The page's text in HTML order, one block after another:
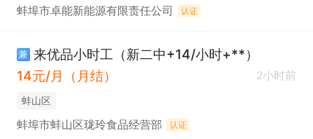
蚌埠市卓能新能源有限责任公司 认证
兼 来优品小时工（新二中+14/小时+**）
14元/月（月结）
2小时前
蚌山区
蚌埠市蚌山区珑玲食品经营部 认证